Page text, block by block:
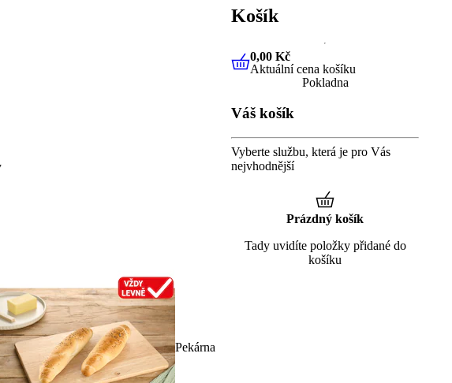
Pekárna
Košík
0,00 KčAktuální cena košíku
0,00 Kč
Aktuální cena košíku
Pokladna
Váš košík
Vyberte službu, která je pro Vás
nejvhodnější
Prázdný košík
Tady uvidíte položky přidané do
košíku